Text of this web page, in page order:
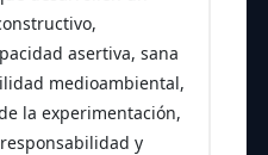
asertiva, sana
medioambiental,
la experimentación,
y